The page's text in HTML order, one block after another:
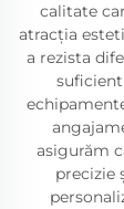
calitate
atracția
a rezista
asigurăm
precizie